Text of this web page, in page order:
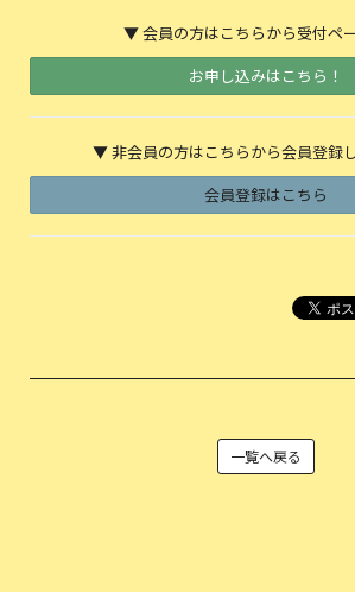
▼ 会員の方はこちらから受付ペ
お申し込みはこちら！
▼ 非会員の方はこちらから会員登録
会員登録はこちら
一覧へ戻る